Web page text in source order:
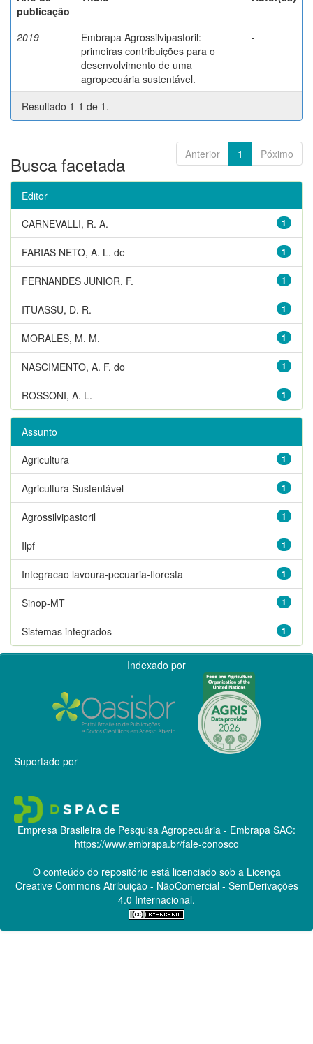
publicação
2019
Embrapa Agrossilvipastoril:
primeiras contribuições para o
desenvolvimento de uma
agropecuária sustentável.
-
Resultado 1-1 de 1.
Anterior 1 Póximo
Busca facetada
Editor
1
CARNEVALLI, R. A.
1
FARIAS NETO, A. L. de
1
FERNANDES JUNIOR, F.
1
ITUASSU, D. R.
1
MORALES, M. M.
1
NASCIMENTO, A. F. do
1
ROSSONI, A. L.
Assunto
1
Agricultura
1
Agricultura Sustentável
1
Agrossilvipastoril
1
Ilpf
1
Integracao lavoura-pecuaria-floresta
1
Sinop-MT
1
Sistemas integrados
Indexado por
Suportado por
Empresa Brasileira de Pesquisa Agropecuária - Embrapa SAC:
https://www.embrapa.br/fale-conosco
O conteúdo do repositório está licenciado sob a Licença
Creative CommonsAtribuição - NãoComercial - SemDerivações
4.0 Internacional.